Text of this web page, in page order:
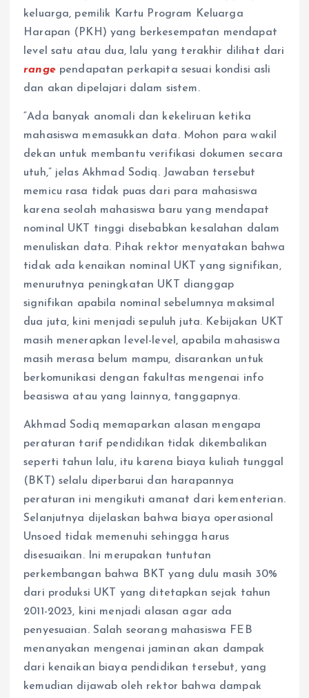
keluarga, pemilik Kartu Program Keluarga
Harapan (PKH) yang berkesempatan mendapat
level satu atau dua, lalu yang terakhir dilihat dari
range pendapatan perkapita sesuai kondisi asli
dan akan dipelajari dalam sistem.
“Ada banyak anomali dan kekeliruan ketika
mahasiswa memasukkan data. Mohon para wakil
dekan untuk membantu verifikasi dokumen secara
utuh,” jelas Akhmad Sodiq. Jawaban tersebut
memicu rasa tidak puas dari para mahasiswa
karena seolah mahasiswa baru yang mendapat
nominal UKT tinggi disebabkan kesalahan dalam
menuliskan data. Pihak rektor menyatakan bahwa
tidak ada kenaikan nominal UKT yang signifikan,
menurutnya peningkatan UKT dianggap
signifikan apabila nominal sebelumnya maksimal
dua juta, kini menjadi sepuluh juta. Kebijakan UKT
masih menerapkan level-level, apabila mahasiswa
masih merasa belum mampu, disarankan untuk
berkomunikasi dengan fakultas mengenai info
beasiswa atau yang lainnya, tanggapnya.
Akhmad Sodiq memaparkan alasan mengapa
peraturan tarif pendidikan tidak dikembalikan
seperti tahun lalu, itu karena biaya kuliah tunggal
(BKT) selalu diperbarui dan harapannya
peraturan ini mengikuti amanat dari kementerian.
Selanjutnya dijelaskan bahwa biaya operasional
Unsoed tidak memenuhi sehingga harus
disesuaikan. Ini merupakan tuntutan
perkembangan bahwa BKT yang dulu masih 30%
dari produksi UKT yang ditetapkan sejak tahun
2011-2023, kini menjadi alasan agar ada
penyesuaian. Salah seorang mahasiswa FEB
menanyakan mengenai jaminan akan dampak
dari kenaikan biaya pendidikan tersebut, yang
kemudian dijawab oleh rektor bahwa dampak